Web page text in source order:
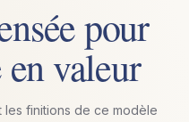
pour
valeur
les finitions de ce modèle